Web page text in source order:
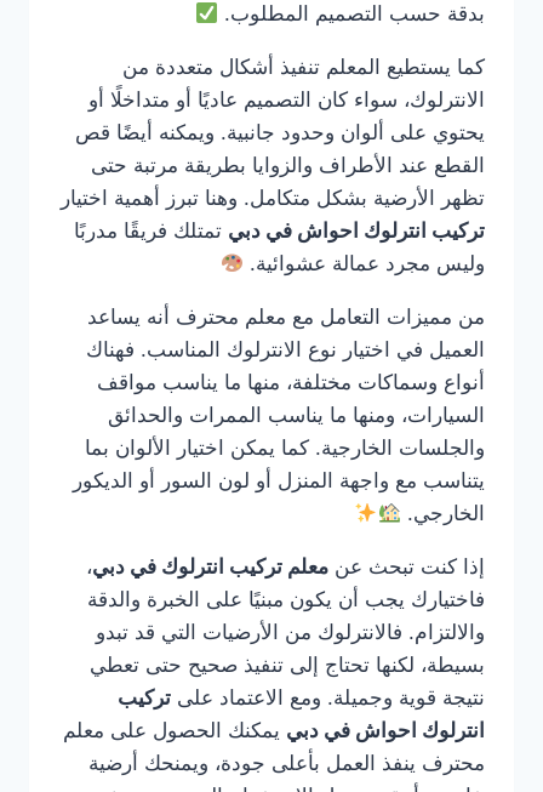
بدقة حسب التصميم المطلوب.
كما يستطيع المعلم تنفيذ أشكال متعددة من
الانترلوك، سواء كان التصميم عاديًا أو متداخلًا أو
يحتوي على ألوان وحدود جانبية. ويمكنه أيضًا قص
القطع عند الأطراف والزوايا بطريقة مرتبة حتى
تظهر الأرضية بشكل متكامل. وهنا تبرز أهمية اختيار
تركيب انترلوك احواش في دبي تمتلك فريقًا مدربًا
وليس مجرد عمالة عشوائية.
من مميزات التعامل مع معلم محترف أنه يساعد
العميل في اختيار نوع الانترلوك المناسب. فهناك
أنواع وسماكات مختلفة، منها ما يناسب مواقف
السيارات، ومنها ما يناسب الممرات والحدائق
والجلسات الخارجية. كما يمكن اختيار الألوان بما
يتناسب مع واجهة المنزل أو لون السور أو الديكور
الخارجي.
إذا كنت تبحث عن معلم تركيب انترلوك في دبي،
فاختيارك يجب أن يكون مبنيًا على الخبرة والدقة
والالتزام. فالانترلوك من الأرضيات التي قد تبدو
بسيطة، لكنها تحتاج إلى تنفيذ صحيح حتى تعطي
نتيجة قوية وجميلة. ومع الاعتماد على تركيب
انترلوك احواش في دبي يمكنك الحصول على معلم
محترف ينفذ العمل بأعلى جودة، ويمنحك أرضية